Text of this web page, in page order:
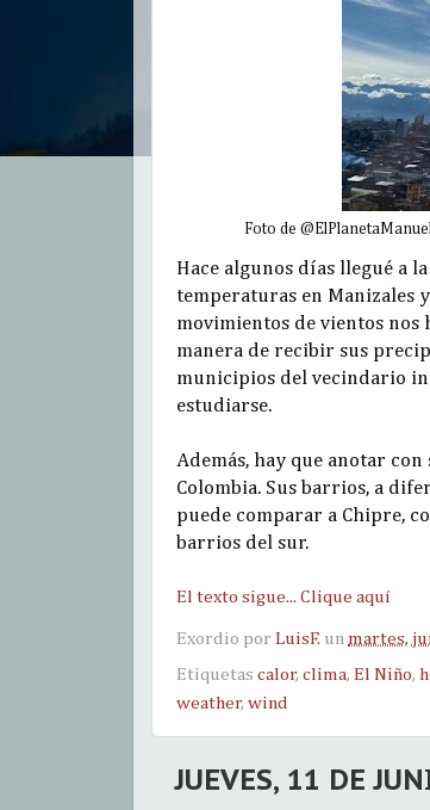
Foto de
Hace algunos días llegué a
temperaturas en Manizales
movimientos de vientos nos
manera de recibir sus
municipios del vecindario
estudiarse.
Además, hay que anotar
Colombia. Sus barrios, a
puede comparar a Chipre,
barrios del sur.
El texto sigue... Clique aquí
Exordio por LuisF. un martes,
Etiquetas calor, clima, El Niño,
weather, wind
JUEVES, 11 DE